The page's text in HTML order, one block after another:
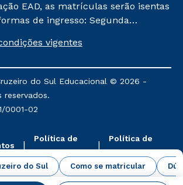
do Sul Como se matricular
EAD, as matrículas serão isentas
de ingresso: Segunda
a taxa de matrícula será de R$
referentes aos cursos: Ensino
para a Docência e Metodologia
Questões Atuais.
vigentes
do Sul Educacional © 2026 -
reservados.
0001-02
Política de
Privacidade
Política de
Cookies